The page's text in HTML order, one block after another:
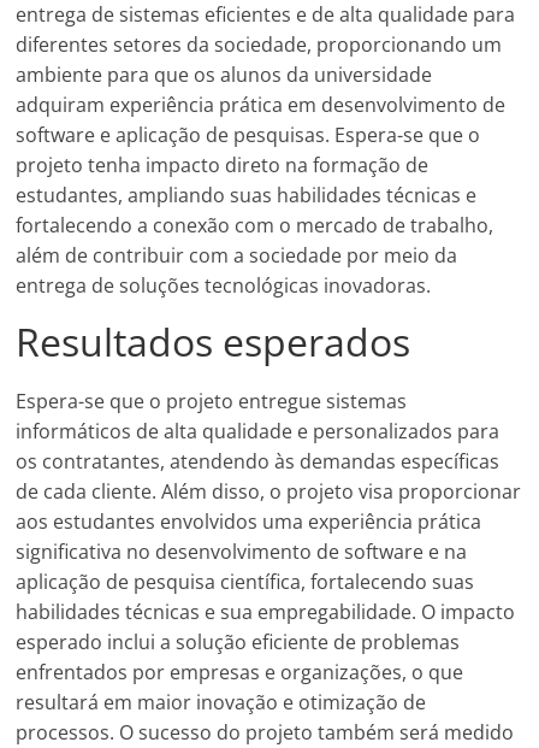
entrega de sistemas eficientes e de alta qualidade para
diferentes setores da sociedade, proporcionando um
ambiente para que os alunos da universidade
adquiram experiência prática em desenvolvimento de
software e aplicação de pesquisas. Espera-se que o
projeto tenha impacto direto na formação de
estudantes, ampliando suas habilidades técnicas e
fortalecendo a conexão com o mercado de trabalho,
além de contribuir com a sociedade por meio da
entrega de soluções tecnológicas inovadoras.
Resultados esperados
Espera-se que o projeto entregue sistemas
informáticos de alta qualidade e personalizados para
os contratantes, atendendo às demandas específicas
de cada cliente. Além disso, o projeto visa proporcionar
aos estudantes envolvidos uma experiência prática
significativa no desenvolvimento de software e na
aplicação de pesquisa científica, fortalecendo suas
habilidades técnicas e sua empregabilidade. O impacto
esperado inclui a solução eficiente de problemas
enfrentados por empresas e organizações, o que
resultará em maior inovação e otimização de
processos. O sucesso do projeto também será medido